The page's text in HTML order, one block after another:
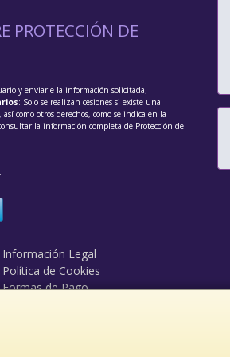
PROTECCIÓN DE
y enviarle la información solicitada;
: Solo se realizan cesiones si existe una
como otros derechos, como se indica en la
la información completa de Protección de
.
Información Legal
Política de Cookies
Formas de Pago